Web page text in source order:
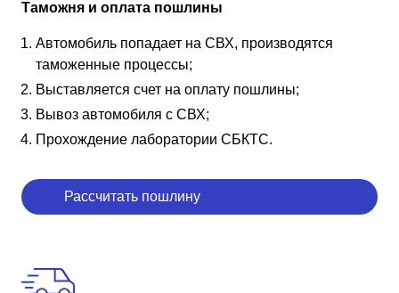
Таможня и оплата пошлины
Автомобиль попадает на СВХ, производятся
таможенные процессы;
Выставляется счет на оплату пошлины;
Вывоз автомобиля с СВХ;
Прохождение лаборатории СБКТС.
Рассчитать пошлину